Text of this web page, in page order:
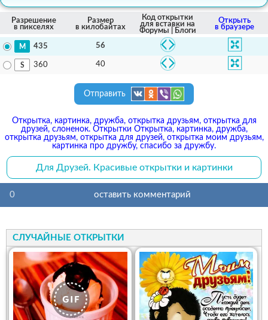
Разрешение
в пикселях
Размер
в килобайтах
Код открытки
для вставки на
Форумы | Блоги
Открыть
в браузере
435 56
360 40
Отправить
Открытка, картинка, дружба, открытка друзьям, открытка для
друзей, слоненок. Открытки Открытка, картинка, дружба,
открытка друзьям, открытка для друзей, открытка моим друзьям,
картинка про дружбу, спасибо за дружбу.
Для Друзей. Красивые открытки и картинки
0 оставить комментарий
СЛУЧАЙНЫЕ ОТКРЫТКИ